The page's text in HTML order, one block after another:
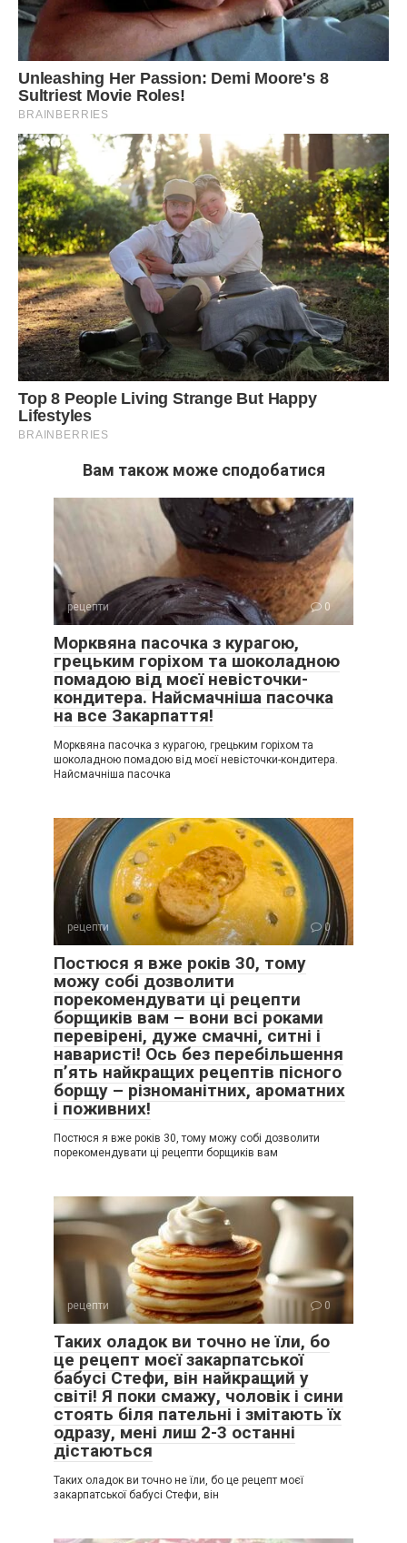
Вам також може сподобатися
рецепти 0
Морквяна пасочка з курагою,
грецьким горіхом та шоколадною
помадою від моєї невісточки-
кондитера. Найсмачніша пасочка
на все Закарпаття!
Морквяна пасочка з курагою, грецьким горіхом та
шоколадною помадою від моєї невісточки-кондитера.
Найсмачніша пасочка
рецепти 0
Постюся я вже років 30, тому
можу собі дозволити
порекомендувати ці рецепти
борщиків вам – вони всі роками
перевірені, дуже смачні, ситні і
наваристі! Ось без перебільшення
п’ять найкращих рецептів пісного
борщу – різноманітних, ароматних
і поживних!
Постюся я вже років 30, тому можу собі дозволити
порекомендувати ці рецепти борщиків вам
рецепти 0
Таких оладок ви точно не їли, бо
це рецепт моєї закарпатської
бабусі Стефи, він найкращий у
світі! Я поки смажу, чоловік і сини
стоять біля пательні і змітають їх
одразу, мені лиш 2-3 останні
дістаються
Таких оладок ви точно не їли, бо це рецепт моєї
закарпатської бабусі Стефи, він